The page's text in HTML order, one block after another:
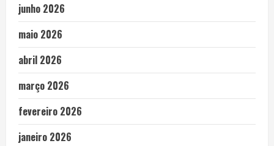
junho 2026
maio 2026
abril 2026
março 2026
fevereiro 2026
janeiro 2026